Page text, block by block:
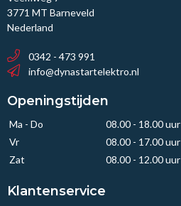
3771 MT Barneveld
Nederland
0342 - 473 991
info@dynastartelektro.nl
Openingstijden
Ma - Do
08.00 - 18.00 uur
Vr
08.00 - 17.00 uur
Zat
08.00 - 12.00 uur
Klantenservice